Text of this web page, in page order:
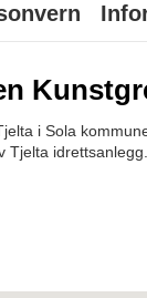
i Sola
Tjelta idrettsanlegg.